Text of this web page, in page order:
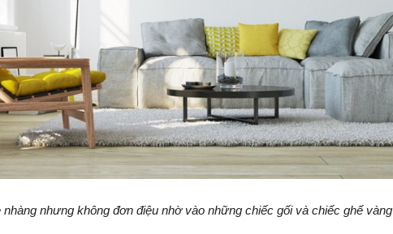
nhàng nhưng không đơn điệu nhờ vào những chiếc gối và chiếc ghế vàng